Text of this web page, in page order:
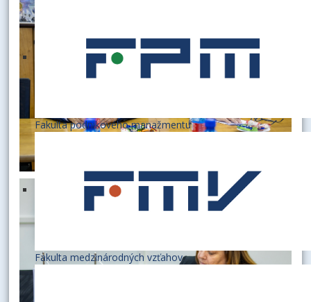
Fakulta podnikového manažmentu
Fakulta medzinárodných vzťahov